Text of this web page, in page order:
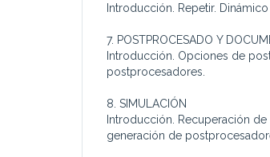
Introducción. Repetir.
7. POSTPROCESADO Y
Introducción. Opciones de
postprocesadores.
8. SIMULACIÓN
Introducción. Recuperación
generación de